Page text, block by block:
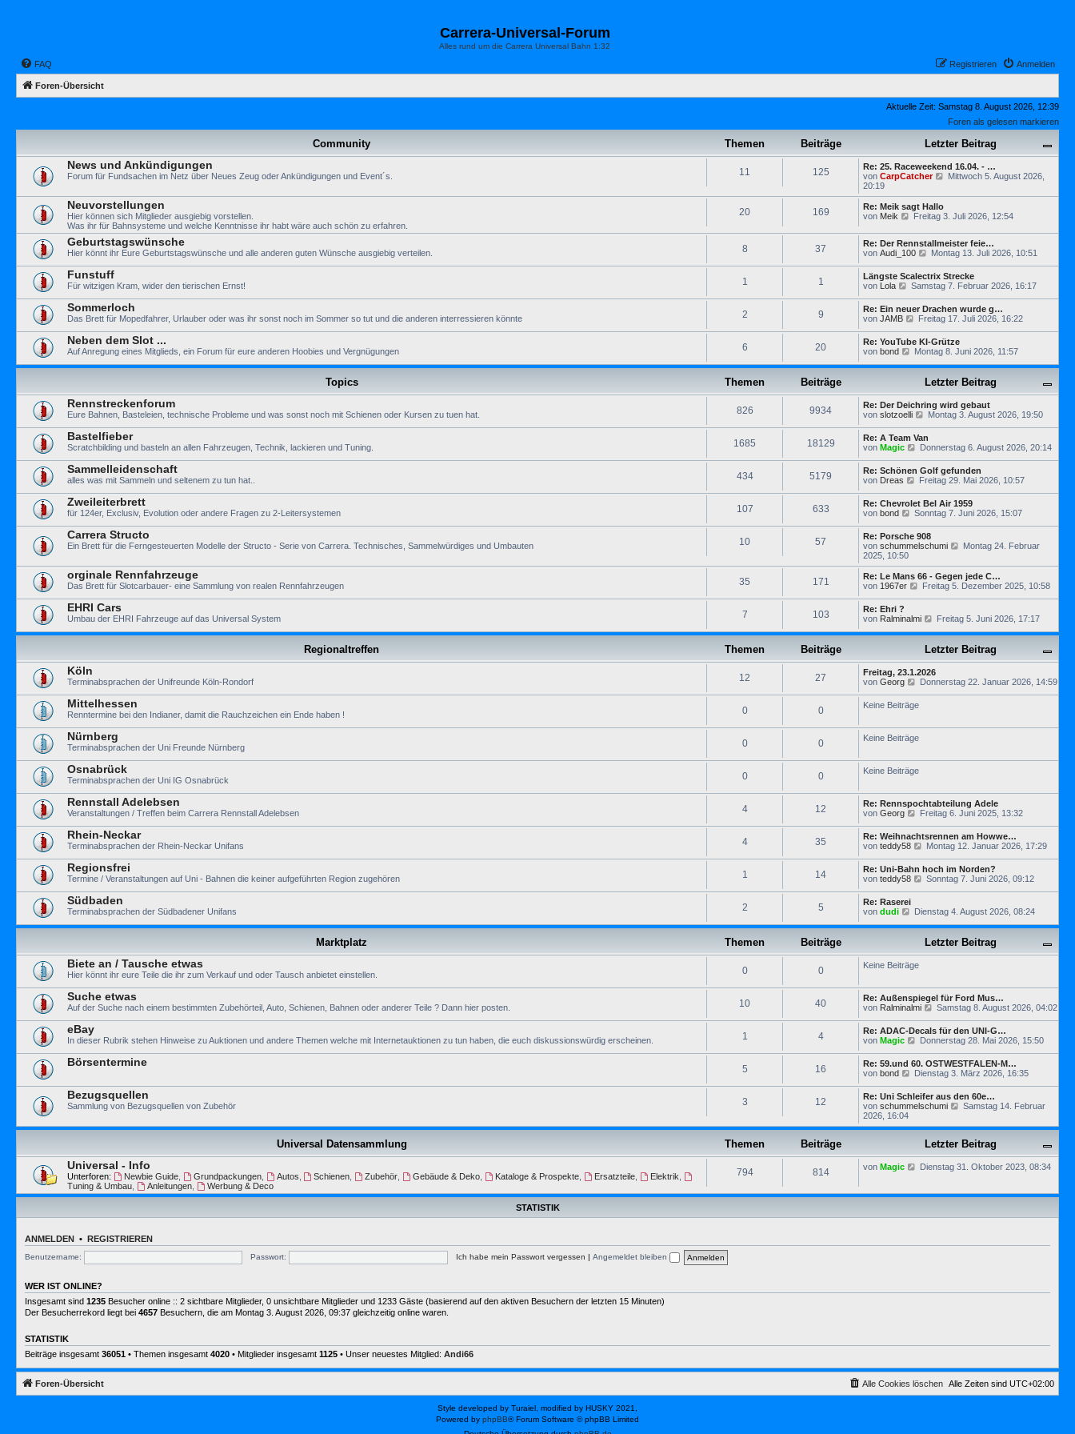
Carrera-Universal-Forum
Alles rund um die Carrera Universal Bahn 1:32
FAQ Anmelden
Registrieren
Foren-Übersicht
Aktuelle Zeit: Samstag 8. August 2026, 12:39
Foren als gelesen markieren
Community Themen Beiträge Letzter Beitrag
News und Ankündigungen
Forum für Fundsachen im Netz über Neues Zeug oder Ankündigungen und Event´s. 11 125
Re: 25. Raceweekend 16.04. - …
von CarpCatcher
N
u
s
e
r
B
i
t
r
a
g
Mittwoch 5. August 2026,
20:19
Neuvorstellungen
Hier können sich Mitglieder ausgiebig vorstellen.
Was ihr für Bahnsysteme und welche Kenntnisse ihr habt wäre auch schön zu erfahren.
20 169
Re: Meik sagt Hallo
von Meik
N
u
e
s
e
r
B
e
i
t
r
a
Freitag 3. Juli 2026, 12:54
Geburtstagswünsche
Hier könnt ihr Eure Geburtstagswünsche und alle anderen guten Wünsche ausgiebig verteilen. 8 37
Re: Der Rennstallmeister feie…
von Audi_100
N
e
s
t
e
r
e
i
t
r
g
Montag 13. Juli 2026, 10:51
Funstuff
Für witzigen Kram, wider den tierischen Ernst! 1 1
Längste Scalectrix Strecke
von Lola
N
e
s
t
e
r
e
r
a
g
Samstag 7. Februar 2026, 16:17
Sommerloch
Das Brett für Mopedfahrer, Urlauber oder was ihr sonst noch im Sommer so tut und die anderen interressieren könnte 2 9
Re: Ein neuer Drachen wurde g…
von JAMB
N
u
e
s
t
B
e
i
r
a
g
Freitag 17. Juli 2026, 16:22
Neben dem Slot ...
Auf Anregung eines Mitglieds, ein Forum für eure anderen Hoobies und Vergnügungen 6 20
Re: YouTube KI-Grütze
von bond
N
u
t
e
r
B
e
i
a
g
Montag 8. Juni 2026, 11:57
Topics Themen Beiträge Letzter Beitrag
Rennstreckenforum
Eure Bahnen, Basteleien, technische Probleme und was sonst noch mit Schienen oder Kursen zu tuen hat. 826 9934
Re: Der Deichring wird gebaut
von slotzoelli
N
e
s
t
e
r
e
i
t
r
a
g
Montag 3. August 2026, 19:50
Bastelfieber
Scratchbilding und basteln an allen Fahrzeugen, Technik, lackieren und Tuning. 1685 18129
Re: A Team Van
von Magic
N
e
s
t
e
r
e
i
t
a
g
Donnerstag 6. August 2026, 20:14
Sammelleidenschaft
alles was mit Sammeln und seltenem zu tun hat.. 434 5179
Re: Schönen Golf gefunden
von Dreas
N
e
s
t
e
r
e
t
g
Freitag 29. Mai 2026, 10:57
Zweileiterbrett
für 124er, Exclusiv, Evolution oder andere Fragen zu 2-Leitersystemen 107 633
Re: Chevrolet Bel Air 1959
von bond
N
e
s
e
r
B
e
t
a
Sonntag 7. Juni 2026, 15:07
Carrera Structo
Ein Brett für die Ferngesteuerten Modelle der Structo - Serie von Carrera. Technisches, Sammelwürdiges und Umbauten 10 57
Re: Porsche 908
von schummelschumi
N
u
e
s
e
B
e
r
g
Montag 24. Februar
2025, 10:50
orginale Rennfahrzeuge
Das Brett für Slotcarbauer- eine Sammlung von realen Rennfahrzeugen 35 171
Re: Le Mans 66 - Gegen jede C…
von 1967er
N
e
s
t
B
e
a
Freitag 5. Dezember 2025, 10:58
EHRI Cars
Umbau der EHRI Fahrzeuge auf das Universal System 7 103
Re: Ehri ?
von Ralminalmi
N
u
e
s
t
e
r
B
Freitag 5. Juni 2026, 17:17
Regionaltreffen Themen Beiträge Letzter Beitrag
Köln
Terminabsprachen der Unifreunde Köln-Rondorf 12 27
Freitag, 23.1.2026
von Georg
N
e
t
e
e
i
r
a
g
Donnerstag 22. Januar 2026, 14:59
Mittelhessen
Renntermine bei den Indianer, damit die Rauchzeichen ein Ende haben ! 0 0 Keine Beiträge
Nürnberg
Terminabsprachen der Uni Freunde Nürnberg 0 0 Keine Beiträge
Osnabrück
Terminabsprachen der Uni IG Osnabrück 0 0 Keine Beiträge
Rennstall Adelebsen
Veranstaltungen / Treffen beim Carrera Rennstall Adelebsen 4 12
Re: Rennspochtabteilung Adele
von Georg
N
u
e
s
t
e
r
i
t
r
Freitag 6. Juni 2025, 13:32
Rhein-Neckar
Terminabsprachen der Rhein-Neckar Unifans 4 35
Re: Weihnachtsrennen am Howwe…
von teddy58
N
u
e
s
t
r
e
Montag 12. Januar 2026, 17:29
Regionsfrei
Termine / Veranstaltungen auf Uni - Bahnen die keiner aufgeführten Region zugehören 1 14
Re: Uni-Bahn hoch im Norden?
von teddy58
N
s
t
r
B
a
g
Sonntag 7. Juni 2026, 09:12
Südbaden
Terminabsprachen der Südbadener Unifans 2 5
Re: Raserei
von dudi
N
u
t
e
B
e
i
r
a
g
Dienstag 4. August 2026, 08:24
Marktplatz Themen Beiträge Letzter Beitrag
Biete an / Tausche etwas
Hier könnt ihr eure Teile die ihr zum Verkauf und oder Tausch anbietet einstellen. 0 0 Keine Beiträge
Suche etwas
Auf der Suche nach einem bestimmten Zubehörteil, Auto, Schienen, Bahnen oder anderer Teile ? Dann hier posten. 10 40
Re: Außenspiegel für Ford Mus…
von Ralminalmi
N
e
s
t
e
r
e
i
t
a
g
Samstag 8. August 2026, 04:02
eBay
In dieser Rubrik stehen Hinweise zu Auktionen und andere Themen welche mit Internetauktionen zu tun haben, die euch diskussionswürdig erscheinen. 1 4
Re: ADAC-Decals für den UNI-G…
von Magic
N
u
e
s
t
e
r
e
r
a
Donnerstag 28. Mai 2026, 15:50
Börsentermine
5 16
Re: 59.und 60. OSTWESTFALEN-M…
von bond
N
u
e
s
e
e
i
a
Dienstag 3. März 2026, 16:35
Bezugsquellen
Sammlung von Bezugsquellen von Zubehör 3 12
Re: Uni Schleifer aus den 60e…
von schummelschumi
N
u
s
t
e
r
e
r
Samstag 14. Februar
2026, 16:04
Universal Datensammlung Themen Beiträge Letzter Beitrag
Universal - Info
Unterforen: Newbie Guide, Grundpackungen, Autos Schienen Zubehör Gebäude & Deko Kataloge & Prospekte, Ersatzteile, Elektrik
Tuning & Umbau
Anleitungen, Werbung & Deco
794 814 von Magic
N
e
a
Dienstag 31. Oktober 2023, 08:34
STATISTIK
ANMELDEN • REGISTRIEREN
Benutzername: Passwort: Ich habe mein Passwort vergessen | Angemeldet bleiben
WER IST ONLINE?
Insgesamt sind 1235 Besucher online :: 2 sichtbare Mitglieder, 0 unsichtbare Mitglieder und 1233 Gäste (basierend auf den aktiven Besuchern der letzten 15 Minuten)
Der Besucherrekord liegt bei 4657 Besuchern, die am Montag 3. August 2026, 09:37 gleichzeitig online waren.
STATISTIK
Beiträge insgesamt 36051 • Themen insgesamt 4020 • Mitglieder insgesamt 1125 • Unser neuestes Mitglied: Andi66
Foren-Übersicht Alle Zeiten sind UTC+02:00
Alle Cookies löschen
Style developed by Turaiel, modified by HUSKY 2021,
Powered by phpBB® Forum Software © phpBB Limited